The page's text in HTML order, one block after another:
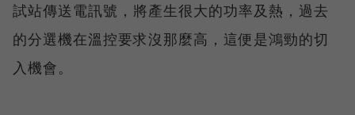
試站傳送電訊號，將產生很大的功率及熱，過去
的分選機在溫控要求沒那麼高，這便是鴻勁的切
入機會。